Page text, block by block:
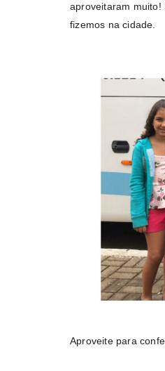
aproveitaram muito!
fizemos na cidade.
Aproveite para